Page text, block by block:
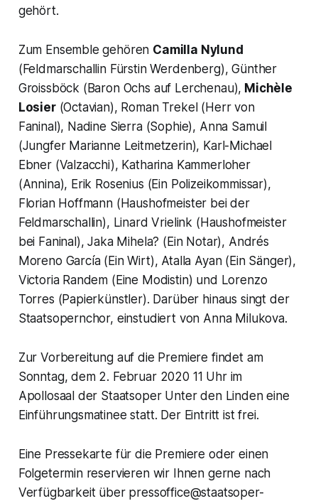
gehört.
Zum Ensemble gehören Camilla Nylund
(Feldmarschallin Fürstin Werdenberg), Günther
Groissböck (Baron Ochs auf Lerchenau), Michèle
Losier(Octavian), Roman Trekel (Herr von
Faninal), Nadine Sierra (Sophie), Anna Samuil
(Jungfer Marianne Leitmetzerin), Karl-Michael
Ebner (Valzacchi), Katharina Kammerloher
(Annina), Erik Rosenius (Ein Polizeikommissar),
Florian Hoffmann (Haushofmeister bei der
Feldmarschallin), Linard Vrielink (Haushofmeister
bei Faninal), Jaka Mihela? (Ein Notar), Andrés
Moreno García (Ein Wirt), Atalla Ayan (Ein Sänger),
Victoria Randem (Eine Modistin) und Lorenzo
Torres (Papierkünstler). Darüber hinaus singt der
Staatsopernchor, einstudiert von Anna Milukova.
Zur Vorbereitung auf die Premiere findet am
Sonntag, dem 2. Februar 2020 11 Uhr im
Apollosaal der Staatsoper Unter den Linden eine
Einführungsmatinee statt. Der Eintritt ist frei.
Eine Pressekarte für die Premiere oder einen
Folgetermin reservieren wir Ihnen gerne nach
Verfügbarkeit über pressoffice@staatsoper-